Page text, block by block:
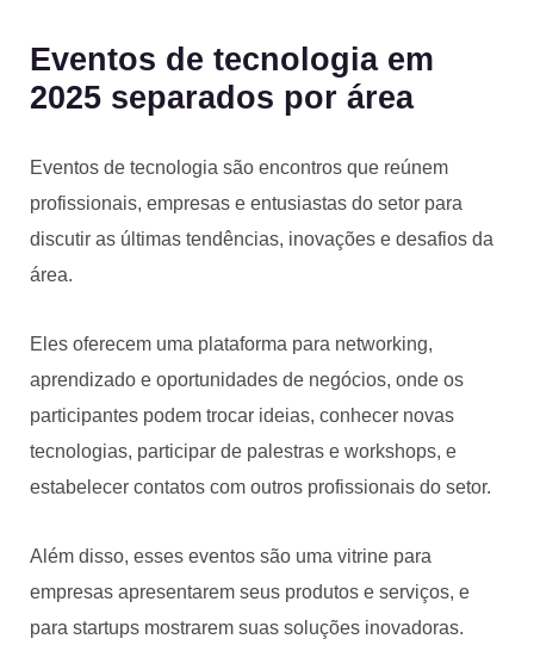
Eventos de tecnologia em
2025 separados por área
Eventos de tecnologia são encontros que reúnem
profissionais, empresas e entusiastas do setor para
discutir as últimas tendências, inovações e desafios da
área.
Eles oferecem uma plataforma para networking,
aprendizado e oportunidades de negócios, onde os
participantes podem trocar ideias, conhecer novas
tecnologias, participar de palestras e workshops, e
estabelecer contatos com outros profissionais do setor.
Além disso, esses eventos são uma vitrine para
empresas apresentarem seus produtos e serviços, e
para startups mostrarem suas soluções inovadoras.